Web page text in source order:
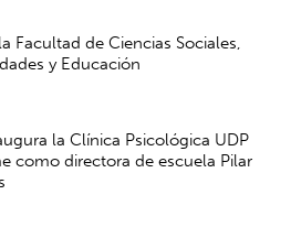
Facultad de Ciencias Sociales,
y Educación
la Clínica Psicológica UDP
como directora de escuela Pilar